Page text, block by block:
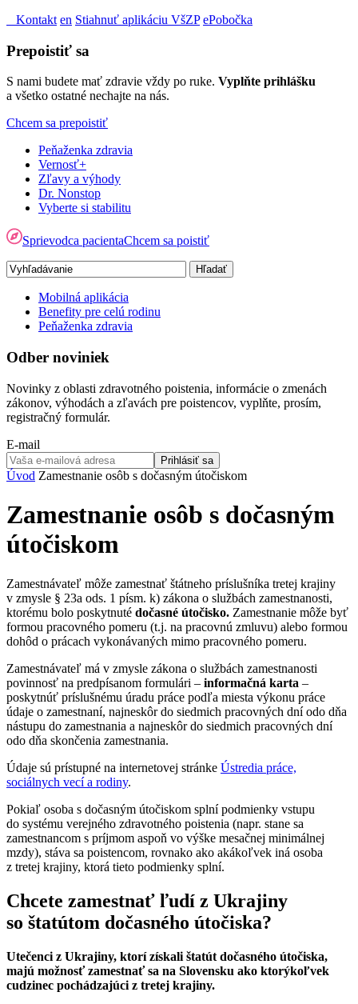
Kontakt en Stiahnuť aplikáciu VšZP ePobočka
Prepoistiť sa
S nami budete mať zdravie vždy po ruke. Vyplňte prihlášku
a všetko ostatné nechajte na nás.
Chcem sa prepoistiť
Peňaženka zdravia
Vernosť+
Zľavy a výhody
Dr. Nonstop
Vyberte si stabilitu
Sprievodca pacientaChcem sa poistiť
Mobilná aplikácia
Benefity pre celú rodinu
Peňaženka zdravia
Odber noviniek
Novinky z oblasti zdravotného poistenia, informácie o zmenách
zákonov, výhodách a zľavách pre poistencov, vyplňte, prosím,
registračný formulár.
E-mail
Prihlásiť sa
Úvod Zamestnanie osôb s dočasným útočiskom
Zamestnanie osôb s dočasným
útočiskom
Zamestnávateľ môže zamestnať štátneho príslušníka tretej krajiny
v zmysle § 23a ods. 1 písm. k) zákona o službách zamestnanosti,
ktorému bolo poskytnuté dočasné útočisko. Zamestnanie môže byť
formou pracovného pomeru (t.j. na pracovnú zmluvu) alebo formou
dohôd o prácach vykonávaných mimo pracovného pomeru.
Zamestnávateľ má v zmysle zákona o službách zamestnanosti
povinnosť na predpísanom formulári – informačná karta –
poskytnúť príslušnému úradu práce podľa miesta výkonu práce
údaje o zamestnaní, najneskôr do siedmich pracovných dní odo dňa
nástupu do zamestnania a najneskôr do siedmich pracovných dní
odo dňa skončenia zamestnania.
Údaje sú prístupné na internetovej stránke Ústredia práce,
sociálnych vecí a rodiny.
Pokiaľ osoba s dočasným útočiskom splní podmienky vstupu
do systému verejného zdravotného poistenia (napr. stane sa
zamestnancom s príjmom aspoň vo výške mesačnej minimálnej
mzdy), stáva sa poistencom, rovnako ako akákoľvek iná osoba
z tretej krajiny, ktorá tieto podmienky splní.
Chcete zamestnať ľudí z Ukrajiny
so štatútom dočasného útočiska?
Utečenci z Ukrajiny, ktorí získali štatút dočasného útočiska,
majú možnosť zamestnať sa na Slovensku ako ktorýkoľvek
cudzinec pochádzajúci z tretej krajiny.